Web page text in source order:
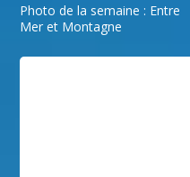
Photo de la semaine : Entre
Mer et Montagne